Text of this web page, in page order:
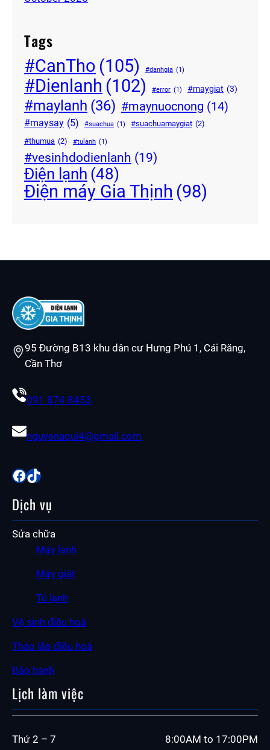
Tags
#CanTho (105) #danhgia (1)
#Dienlanh (102) #error (1) #maygiat (3)
#maylanh (36) #maynuocnong (14)
#maysay (5) #suachua (1) #suachuamaygiat (2)
#thumua (2) #tulanh (1)
#vesinhdodienlanh (19)
Điện lạnh (48)
Điện máy Gia Thịnh (98)
95 Đường B13 khu dân cư Hưng Phú 1, Cái Răng,
Cần Thơ
091 874 8453
nguyenaqui4@gmail.com
Facebook TikTok
Dịch vụ
Sửa chữa
Máy lạnh
Máy giặt
Tủ lạnh
Vệ sinh điều hoà
Tháo lắp điều hoà
Bảo hành
Lịch làm việc
Thứ 2 – 7 8:00AM to 17:00PM